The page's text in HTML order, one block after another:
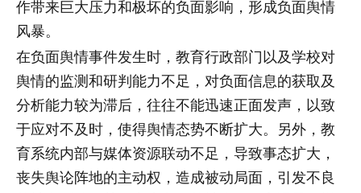
作带来巨大压力和极坏的负面影响，形成负面舆情
风暴。
在负面舆情事件发生时，教育行政部门以及学校对
舆情的监测和研判能力不足，对负面信息的获取及
分析能力较为滞后，往往不能迅速正面发声，以致
于应对不及时，使得舆情态势不断扩大。另外，教
育系统内部与媒体资源联动不足，导致事态扩大，
丧失舆论阵地的主动权，造成被动局面，引发不良